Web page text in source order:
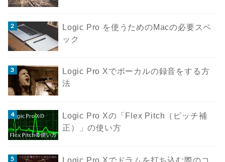
Logic Pro を使うためのMacの必要スペ
ック
Logic Pro Xでボーカルの録音をする方
法
Logic Pro Xの「Flex Pitch（ピッチ補
正）」の使い方
Logic Pro Xでドラムを打ち込む際のコ